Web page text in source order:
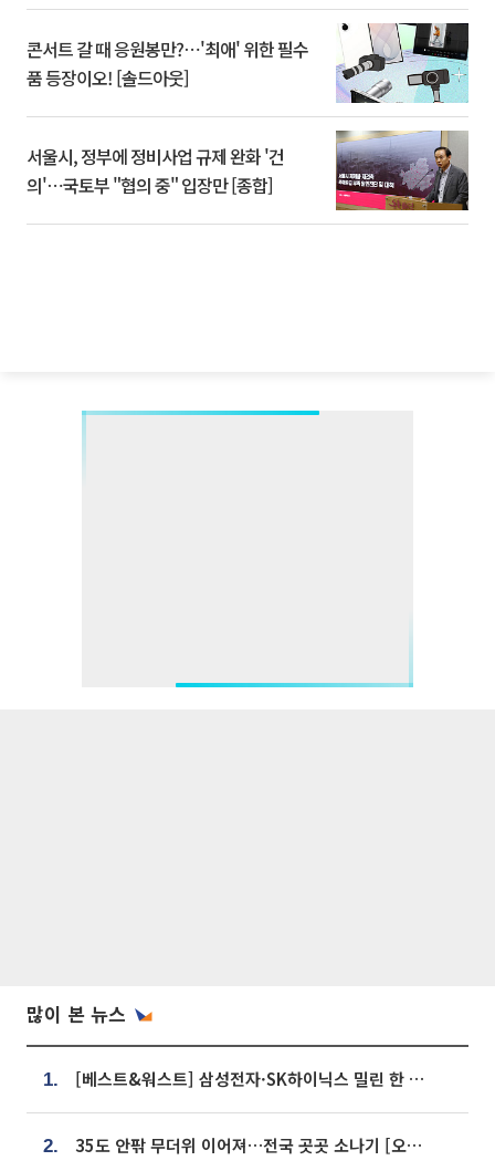
콘서트 갈 때 응원봉만?⋯'최애' 위한 필수
품 등장이오! [솔드아웃]
서울시, 정부에 정비사업 규제 완화 '건
의'⋯국토부 "협의 중" 입장만 [종합]
많이 본 뉴스
1. [베스트&워스트] 삼성전자·SK하이닉스 밀린 한 주…상상인증권은 85% 급등
2. 35도 안팎 무더위 이어져…전국 곳곳 소나기 [오늘 날씨]